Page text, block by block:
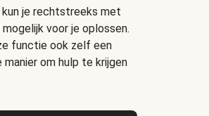
je rechtstreeks met
voor je oplossen.
functie ook zelf een
om hulp te krijgen